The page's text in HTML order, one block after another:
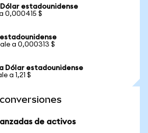
Dólar estadounidense
0,000415 $
a 0,000313 $
Dólar estadounidense
a 1,21 $
de activos